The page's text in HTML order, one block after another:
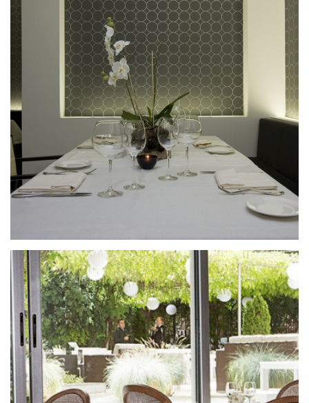
Bar- Restaurante Amérigo
Restaurante Hospes Granada